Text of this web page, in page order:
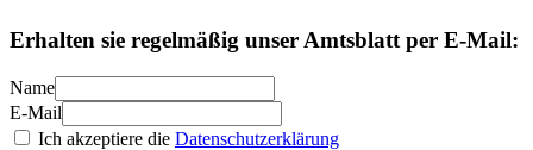
Erhalten sie regelmäßig unser Amtsblatt per E-Mail:
Name
E-Mail
Ich akzeptiere die Datenschutzerklärung